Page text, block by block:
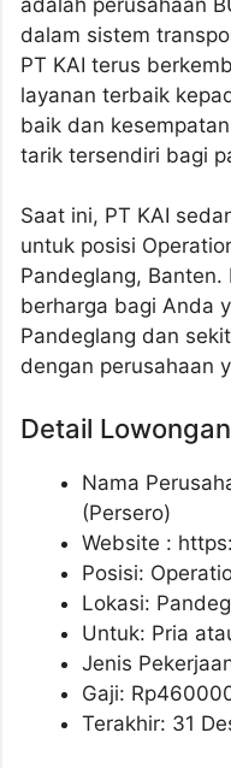
dalam sistem
PT KAI terus
layanan terbaik
baik dan
tarik tersendiri bagi
Saat ini, PT KAI
untuk posisi
Pandeglang,
berharga bagi Anda
Pandeglang dan
dengan perusahaan
Detail
Nama
(Persero)
Website :
Posisi:
Lokasi:
Untuk: Pria
Jenis
Gaji: Rp
Terakhir: 31